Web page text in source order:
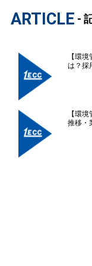
ARTICLE -
【環
は？採
【環
推移・